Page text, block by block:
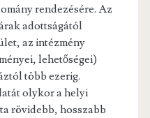
rendezésére. Az
adottságától
az intézmény
lehetőségei)
több ezerig.
olykor a helyi
rövidebb, hosszabb